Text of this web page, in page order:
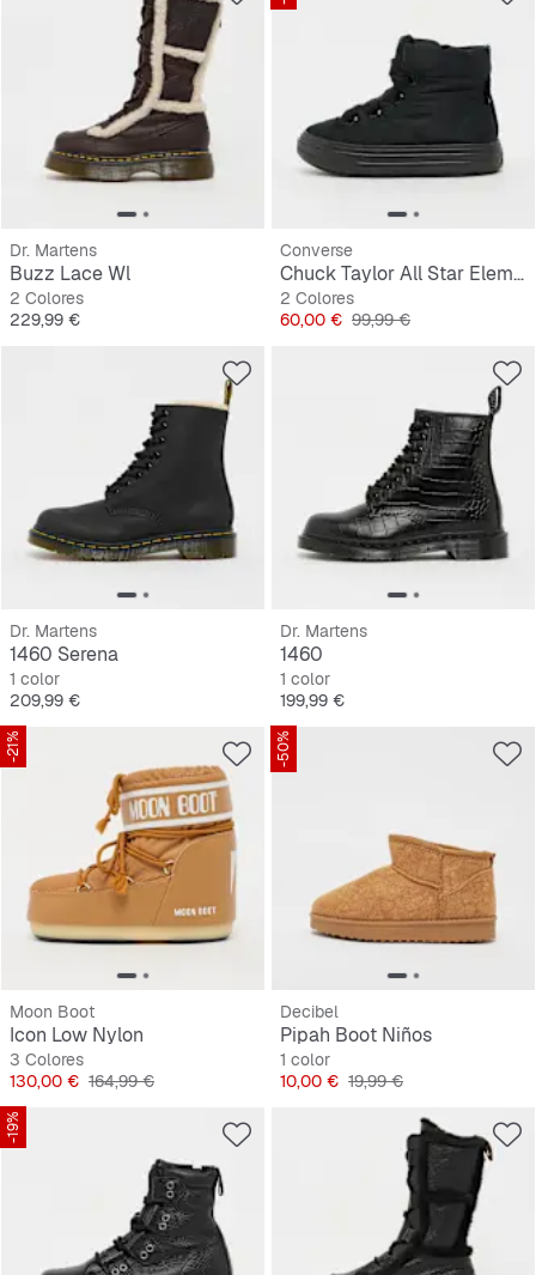
Dr. Martens
Buzz Lace Wl
2 Colores
Precio
229,99 €
Converse
Chuck Taylor All Star Elements Boot
2 Colores
Precio
60,00 € Precio original
99,99 €
Dr. Martens
1460 Serena
1 color
Precio
209,99 €
Dr. Martens
1460
1 color
Precio
199,99 €
-21%
Moon Boot
Icon Low Nylon
3 Colores
Precio
130,00 € Precio original
164,99 €
-50%
Decibel
Pipah Boot Niños
1 color
Precio
10,00 € Precio original
19,99 €
-19%